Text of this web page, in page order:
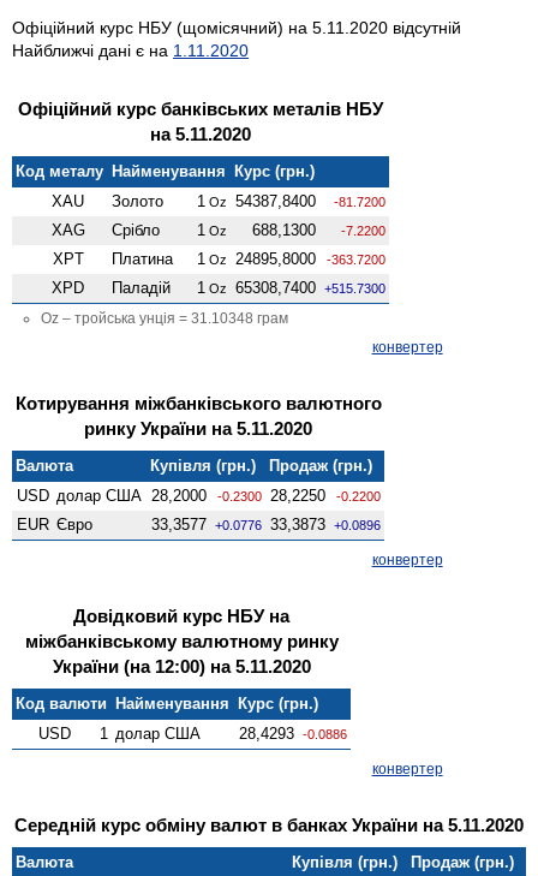
Офіційний курс НБУ (щомісячний) на 5.11.2020 відсутній
Найближчі дані є на 1.11.2020
Офіційний курс банківських металів НБУ
на 5.11.2020
Код металу Найменування Курс (грн.)
XAU
Золото 1 Oz 54387,8400 -81.7200
XAG Срібло 1 Oz 688,1300 -7.2200
XPT Платина 1 Oz 24895,8000 -363.7200
XPD Паладій 1 Oz 65308,7400 +515.7300
Oz – тройська унція = 31.10348 грам
конвертер
Котирування міжбанківського валютного
ринку України на 5.11.2020
Валюта Купівля (грн.)
Продаж (грн.)
USD долар США 28,2000 -0.2300 28,2250 -0.2200
EUR Євро 33,3577 +0.0776 33,3873 +0.0896
конвертер
Довідковий курс НБУ на
міжбанківському валютному ринку
України (на 12:00) на 5.11.2020
Код валюти Найменування Курс (грн.)
USD
1 долар США 28,4293 -0.0886
конвертер
Середній курс обміну валют в банках України на 5.11.2020
Валюта Купівля (грн.)
Продаж (грн.)